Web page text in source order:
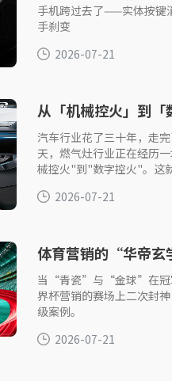
手机跨过去了——实体按键
手刹变
2026-07-21
从「机械控火」到
驶”时代来了
汽车行业花了三十年，走
天，燃气灶行业正在经历
械控火"到"数字控火"。这
2026-07-21
体育营销的“华帝玄
现教科书级操盘
当“青瓷”与“金球”在冠
界杯营销的赛场上二次封
级案例。
2026-07-21